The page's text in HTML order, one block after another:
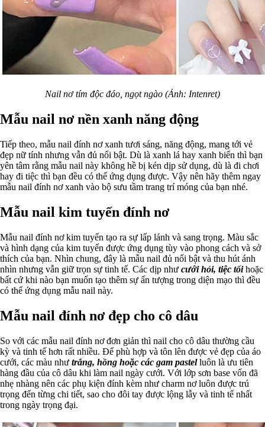
Nail nơ tím độc đáo, ngọt ngào (Ảnh: Intenret)
Mẫu nail nơ nền xanh năng động
Tiếp theo, mẫu nail đính nơ xanh tươi sáng, năng động, mang tới vẻ
đẹp nữ tính nhưng vẫn đủ nổi bật. Dù là xanh lá hay xanh biển thì bạn
yên tâm rằng mẫu nail này không hề bị kén dịp sử dụng, dù là đi chơi
hay đi tiệc thì bạn đều có thể ứng dụng được. Vậy nên hãy thêm ngay
mẫu nail đính nơ xanh vào bộ sưu tầm trang trí móng của bạn nhé.
Mẫu nail kim tuyến đính nơ
Mẫu nail đính nơ kim tuyến tạo ra sự lấp lánh và sang trọng. Màu sắc
và hình dạng của kim tuyến được ứng dụng tùy vào phong cách và sở
thích của bạn. Nhìn chung, đây là mẫu nail đủ nổi bật và thu hút ánh
nhìn nhưng vẫn giữ trọn sự tinh tế. Các dịp như cưới hỏi, tiệc tốihoặc
bất cứ khi nào bạn muốn tạo thêm sự ấn tượng trong diện mạo thì đều
có thể ứng dụng mẫu nail này.
Mẫu nail đính nơ đẹp cho cô dâu
So với các mẫu nail đính nơ đơn giản thì nail cho cô dâu thường cầu
kỳ và tinh tế hơn rất nhiều. Để phù hợp và tôn lên được vẻ đẹp của áo
cưới, các màu như trắng, hồng hoặc các gam pastelluôn là ưu tiên
hàng đầu của cô dâu khi làm nail ngày cưới. Với lớp sơn base vốn đã
nhẹ nhàng nên các phụ kiện đính kèm như charm nơ luôn được trú
trọng đến từng chi tiết, sao cho đôi tay được lộng lẫy và tinh tế nhất
trong ngày trọng đại.